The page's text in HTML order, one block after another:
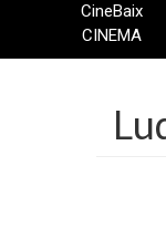
CineBaix
CINEMA